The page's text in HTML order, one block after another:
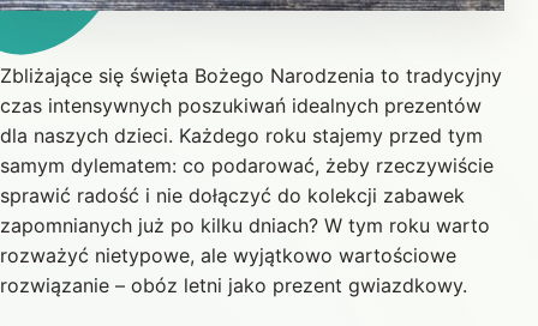
Zbliżające się święta Bożego Narodzenia to tradycyjny
czas intensywnych poszukiwań idealnych prezentów
dla naszych dzieci. Każdego roku stajemy przed tym
samym dylematem: co podarować, żeby rzeczywiście
sprawić radość i nie dołączyć do kolekcji zabawek
zapomnianych już po kilku dniach? W tym roku warto
rozważyć nietypowe, ale wyjątkowo wartościowe
rozwiązanie – obóz letni jako prezent gwiazdkowy.